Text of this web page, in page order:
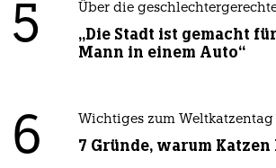
5 Über die
„Die Stadt ist gemacht
Mann in einem Auto“
6 Wichtiges zum Weltkatzentag
7 Gründe, warum